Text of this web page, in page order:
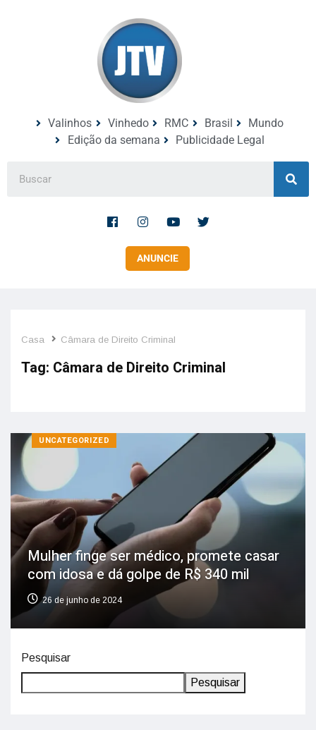
Valinhos Vinhedo RMC Brasil
Mundo
Edição da semana
Publicidade Legal
ANUNCIE
Casa Câmara de Direito Criminal
Tag: Câmara de Direito Criminal
UNCATEGORIZED
Mulher finge ser médico, promete casar
com idosa e dá golpe de R$ 340 mil
26 de junho de 2024
Pesquisar
Pesquisar